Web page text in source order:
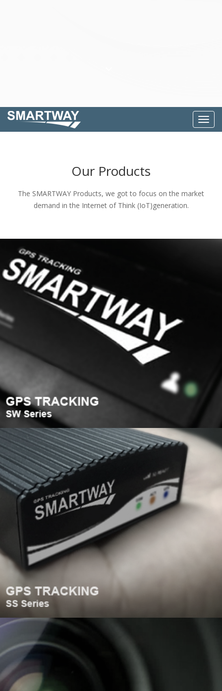
Our Products
The SMARTWAY Products, we got to focus on the market
demand in the Internet of Think (IoT)generation.